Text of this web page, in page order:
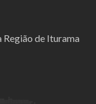
Região de Iturama